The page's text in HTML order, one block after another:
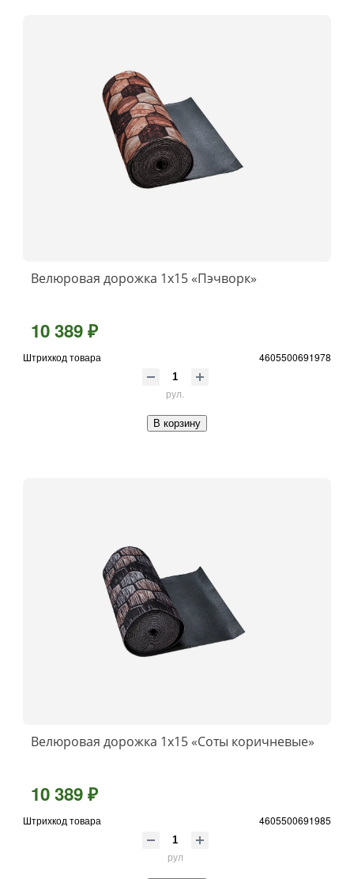
Велюровая дорожка 1x15 «Пэчворк»
10 389 ₽
Штрихкод товара 4605500691978
рул.
В корзину
Велюровая дорожка 1x15 «Соты коричневые»
10 389 ₽
Штрихкод товара 4605500691985
рул